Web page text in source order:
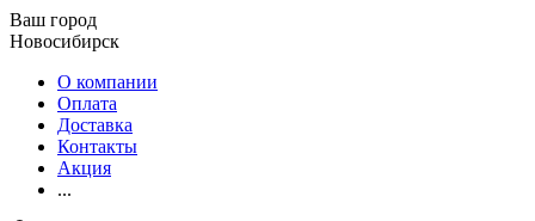
Ваш город
Новосибирск
О компании
Оплата
Доставка
Контакты
Акция
...